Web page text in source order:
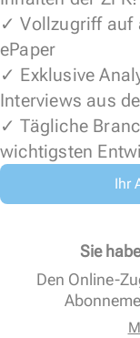
✓ Vollzugriff auf
ePaper
✓ Exklusive
Interviews aus
✓ Tägliche
wichtigsten
Ihr
Sie
Den Online-